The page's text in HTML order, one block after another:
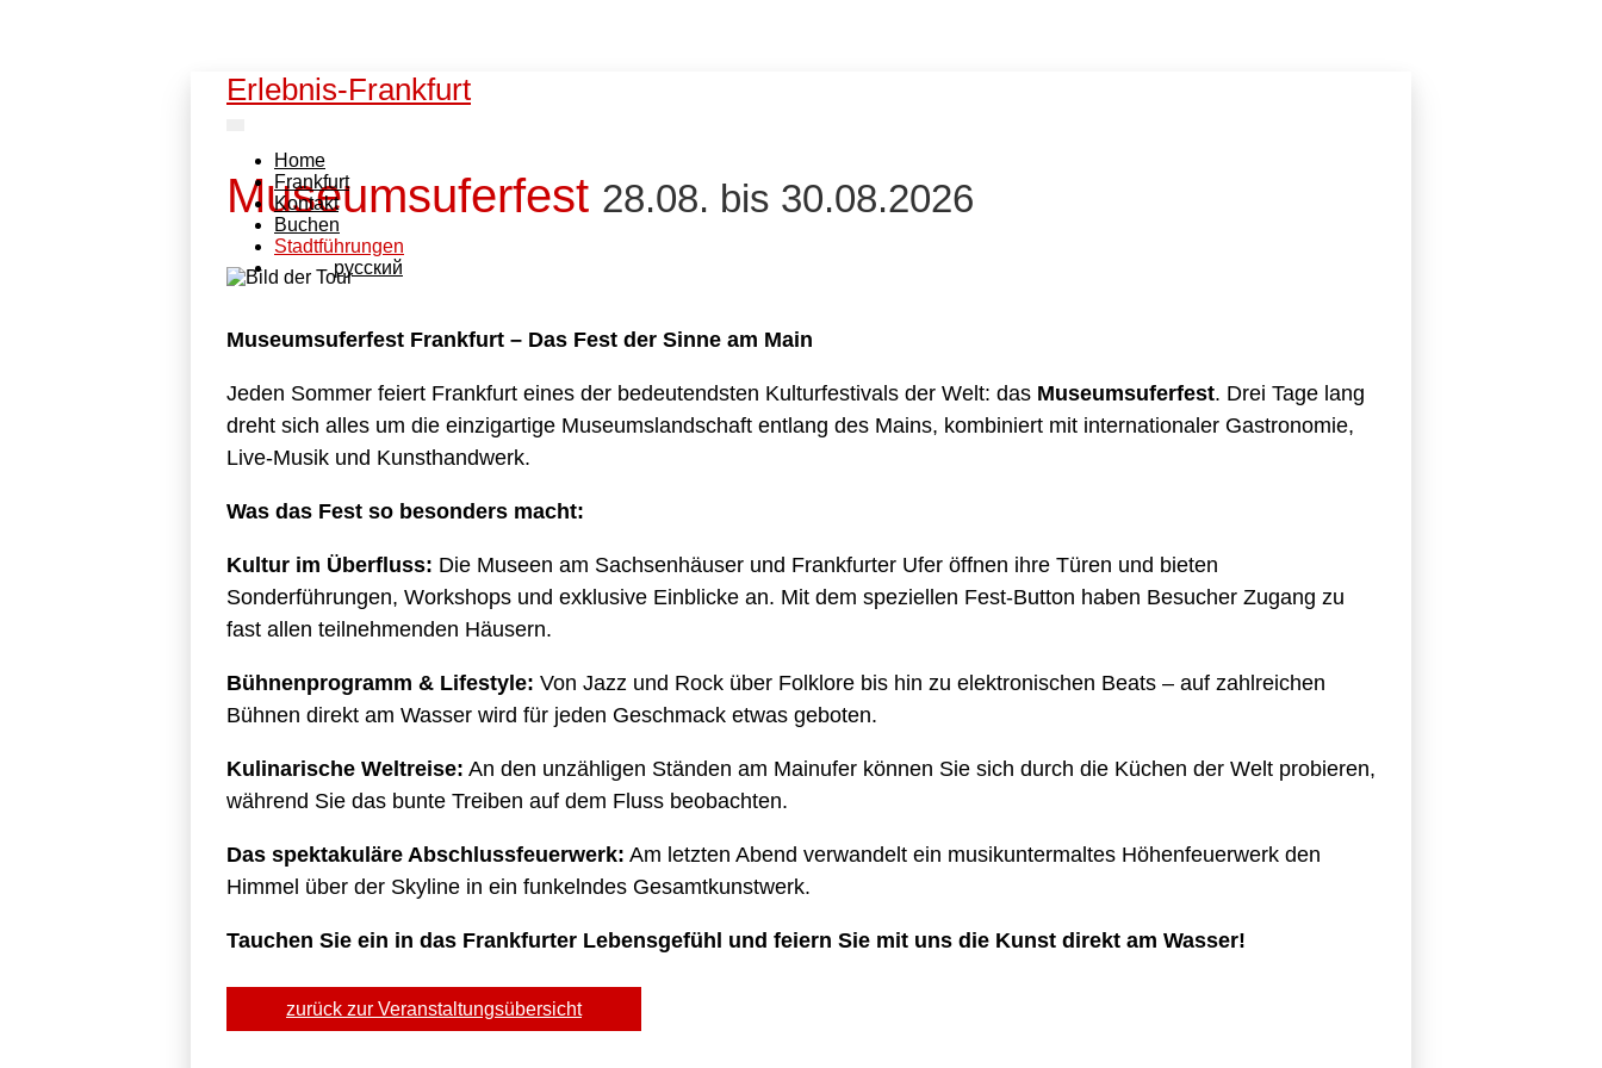
Erlebnis-Frankfurt
Home
Frankfurt
Kontakt
Buchen
Stadtführungen
pусский
Museumsuferfest 28.08. bis 30.08.2026
Museumsuferfest Frankfurt – Das Fest der Sinne am Main
Jeden Sommer feiert Frankfurt eines der bedeutendsten Kulturfestivals der Welt: das Museumsuferfest. Drei Tage lang
dreht sich alles um die einzigartige Museumslandschaft entlang des Mains, kombiniert mit internationaler Gastronomie,
Live-Musik und Kunsthandwerk.
Was das Fest so besonders macht:
Kultur im Überfluss: Die Museen am Sachsenhäuser und Frankfurter Ufer öffnen ihre Türen und bieten
Sonderführungen, Workshops und exklusive Einblicke an. Mit dem speziellen Fest-Button haben Besucher Zugang zu
fast allen teilnehmenden Häusern.
Bühnenprogramm & Lifestyle: Von Jazz und Rock über Folklore bis hin zu elektronischen Beats – auf zahlreichen
Bühnen direkt am Wasser wird für jeden Geschmack etwas geboten.
Kulinarische Weltreise: An den unzähligen Ständen am Mainufer können Sie sich durch die Küchen der Welt probieren,
während Sie das bunte Treiben auf dem Fluss beobachten.
Das spektakuläre Abschlussfeuerwerk: Am letzten Abend verwandelt ein musikuntermaltes Höhenfeuerwerk den
Himmel über der Skyline in ein funkelndes Gesamtkunstwerk.
Tauchen Sie ein in das Frankfurter Lebensgefühl und feiern Sie mit uns die Kunst direkt am Wasser!
zurück zur Veranstaltungsübersicht